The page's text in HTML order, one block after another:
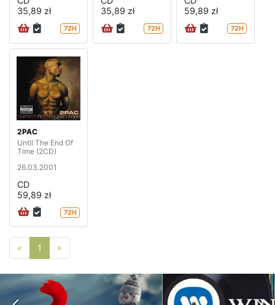
35,89 zł
72H
35,89 zł
72H
59,89 zł
72H
2PAC
Until The End Of
Time (2CD)
26.03.2001
CD
59,89 zł
72H
« Poprzednia strona
1 »